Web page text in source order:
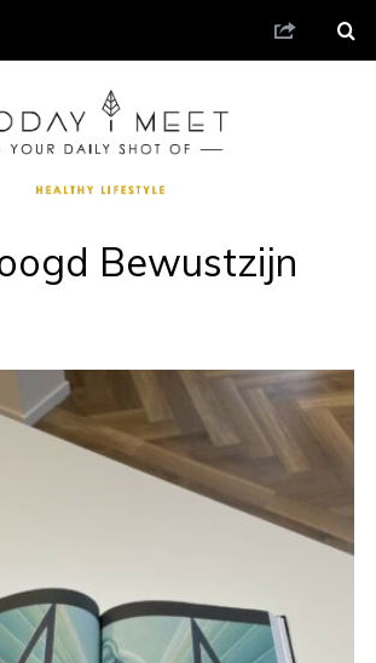
Bewustzijn